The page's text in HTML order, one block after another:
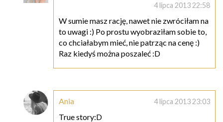
4 lipca 2013 22:58
W sumie masz rację, nawet nie zwróciłam na
to uwagi :) Po prostu wyobraziłam sobie to,
co chciałabym mieć, nie patrząc na cenę :)
Raz kiedyś można poszaleć :D
Ania 4 lipca 2013 23:03
True story:D